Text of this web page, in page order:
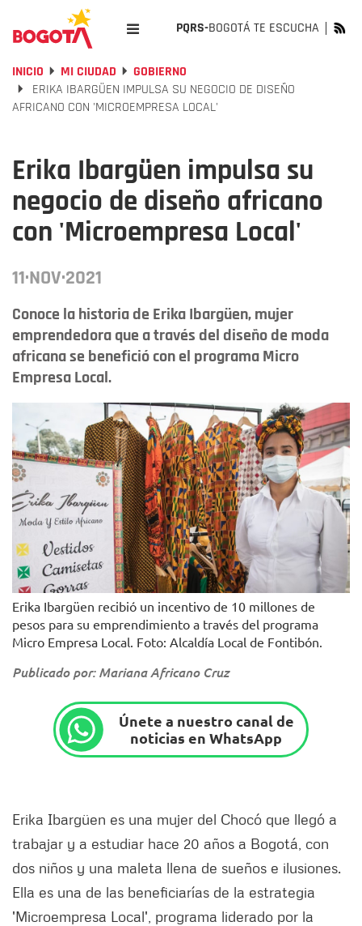
PQRS-BOGOTÁ TE ESCUCHA
INICIO MI CIUDAD
GOBIERNO
ERIKA IBARGÜEN IMPULSA SU NEGOCIO DE DISEÑO
AFRICANO CON 'MICROEMPRESA LOCAL'
Erika Ibargüen impulsa su
negocio de diseño africano
con 'Microempresa Local'
11·NOV·2021
Conoce la historia de Erika Ibargüen, mujer
emprendedora que a través del diseño de moda
africana se benefició con el programa Micro
Empresa Local.
Erika Ibargüen recibió un incentivo de 10 millones de
pesos para su emprendimiento a través del programa
Micro Empresa Local. Foto: Alcaldía Local de Fontibón.
Publicado por: Mariana Africano Cruz
Únete a nuestro canal de
noticias en WhatsApp
Erika Ibargüen es una mujer del Chocó que llegó a
trabajar y a estudiar hace 20 años a Bogotá, con
dos niños y una maleta llena de sueños e ilusiones.
Ella es una de las beneficiarías de la estrategia
'Microempresa Local', programa liderado por la